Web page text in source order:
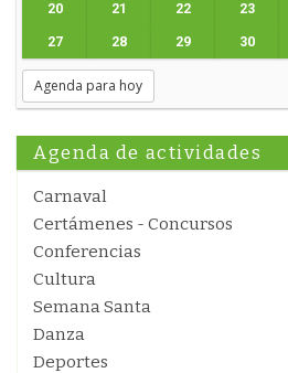
20 21 22 23
27 28 29 30
Agenda para hoy
Agenda de actividades
Carnaval
Certámenes - Concursos
Conferencias
Cultura
Semana Santa
Danza
Deportes